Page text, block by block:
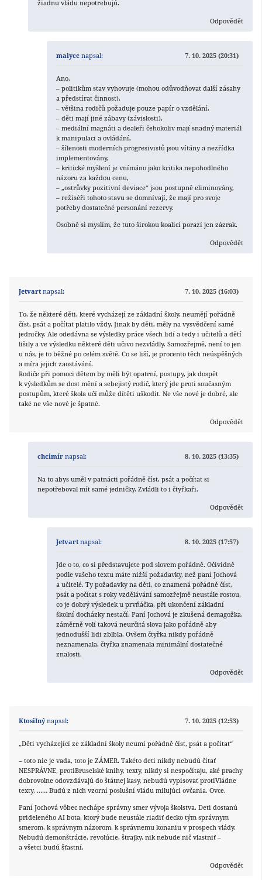
žiadnu vládu nepotrebujú.
Odpovědět
malycc napsal: 7. 10. 2025 (20:31)
Ano,
– politikům stav vyhovuje (mohou odůvodňovat další zásahy
a předstírat činnost),
– většina rodičů požaduje pouze papír o vzdělání,
– děti mají jiné zábavy (závislosti),
– mediální magnáti a dealeři čehokoliv mají snadný materiál
k manipulaci a ovládání,
– šílenosti moderních progresivistů jsou vítány a nezřídka
implementovány,
– kritické myšlení je vnímáno jako kritika nepohodlného
názoru za každou cenu,
– „ostrůvky pozitivní deviace“ jsou postupně eliminovány,
– režiséři tohoto stavu se domnívají, že mají pro svoje
potřeby dostatečné personání rezervy.
Osobně si myslím, že tuto širokou koalici porazí jen zázrak.
Odpovědět
Jetvart napsal: 7. 10. 2025 (16:03)
To, že některé děti, které vycházejí ze základní školy, neumějí pořádně
číst, psát a počítat platilo vždy. Jinak by děti, měly na vysvědčení samé
jedničky. Ale odedávna se výsledky práce všech lidí a tedy i učitelů a dětí
lišily a ve výsledku některé děti učivo nezvládly. Samozřejmě, není to jen
u nás, je to běžné po celém světě. Co se liší, je procento těch neúspěšných
a míra jejich zaostávání.
Rodiče při pomoci dětem by měli být opatrní, postupy, jak dospět
k výsledkům se dost mění a sebejistý rodič, který jde proti současným
postupům, které škola učí může dítěti uškodit. Ne vše nové je dobré, ale
také ne vše nové je špatné.
Odpovědět
chcimír napsal: 8. 10. 2025 (13:35)
Na to abys uměl v patnácti pořádně číst, psát a počítat si
nepotřeboval mít samé jedničky. Zvládli to i čtyřkaři.
Odpovědět
Jetvart napsal: 8. 10. 2025 (17:57)
Jde o to, co si představujete pod slovem pořádně. Očividně
podle vašeho textu máte nižší požadavky, než paní Jochová
a učitelé. Ty požadavky na děti, co znamená pořádně číst,
psát a počítat s roky vzdělávání samozřejmě neustále rostou,
co je dobrý výsledek u prvňáčka, při ukončení základní
školní docházky nestačí. Paní Jochová je zkušená demagožka,
záměrně volí taková neurčitá slova jako pořádně aby
jednodušší lidi zblbla. Ovšem čtyřka nikdy pořádně
neznamenala, čtyřka znamenala minimální dostatečné
znalosti.
Odpovědět
KtosiIný napsal: 7. 10. 2025 (12:53)
„Děti vycházející ze základní školy neumí pořádně číst, psát a počítat“
– toto nie je vada, toto je ZÁMER. Takéto deti nikdy nebudú čítať
NESPRÁVNE, protiBruselské knihy, texty, nikdy si nespočítaju, aké prachy
dobrovolne odovzdávajú do štátnej kasy, nebudú vypisovať protiVládne
texty, …… Budú z nich vzorní poslušní vládu milujúci ovčania. Ovce.
Paní Jochová vôbec nechápe správny smer vývoja školstva. Deti dostanú
prideleného AI bota, ktorý bude neustále riadiť decko tým správnym
smerom, k správnym názorom, k správnemu konaniu v prospech vlády.
Nebudú demonštrácie, revolúcie, štrajky, nik nebude nič vlastniť –
a všetci budú šťastní.
Odpovědět